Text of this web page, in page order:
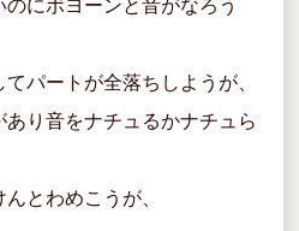
にボヨーンと音がなろう
パートが全落ちしようが、
り音をナチュるかナチュら
とわめこうが、